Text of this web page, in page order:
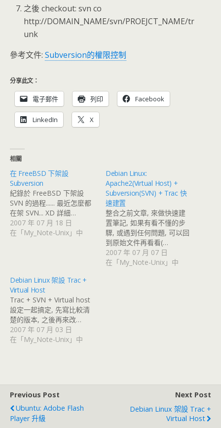
之後 checkout: svn co
http://DOMAIN_NAME/svn/PROEJCT_NAME/tr
unk
參考文件: Subversion的權限控制
分享此文：
電子郵件 列印 Facebook
LinkedIn X
相關
在 FreeBSD 下架設
Subversion
紀錄於 FreeBSD 下架設
SVN 的過程...... 最近怎麼都
在架 SVN... XD 詳細…
2007 年 07 月 18 日
在「My_Note-Unix」中
Debian Linux:
Apache2(Virtual Host) +
Subversion(SVN) + Trac 快
速建置
整合之前文章, 來做快速建
置筆記, 如果有看不懂的步
驟, 或遇到任何問題, 可以回
到原始文件再看看(…
2007 年 07 月 07 日
在「My_Note-Unix」中
Debian Linux 架設 Trac +
Virtual Host
Trac + SVN + Virtual host
設定一起搞定, 先寫比較清
楚的版本, 之後再來改…
2007 年 07 月 03 日
在「My_Note-Unix」中
Previous Post
Ubuntu: Adobe Flash
Player 升級
Next Post
Debian Linux 架設 Trac +
Virtual Host